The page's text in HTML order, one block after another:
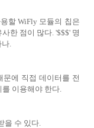
할 WiFly 모듈의 칩은
한 점이 많다. '$$$' 명
나.
문에 직접 데이터를 전
이용해야 한다.
을 수 있다.